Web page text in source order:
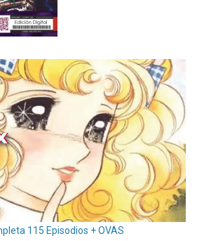
115 Episodios + OVAS